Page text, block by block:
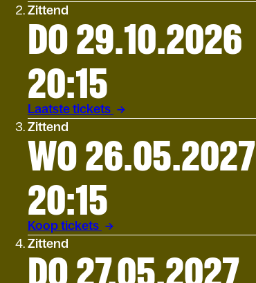
Zittend
DO 29.10.2026
20:15
Laatste tickets
Zittend
WO 26.05.2027
20:15
Koop tickets
Zittend
DO 27.05.2027